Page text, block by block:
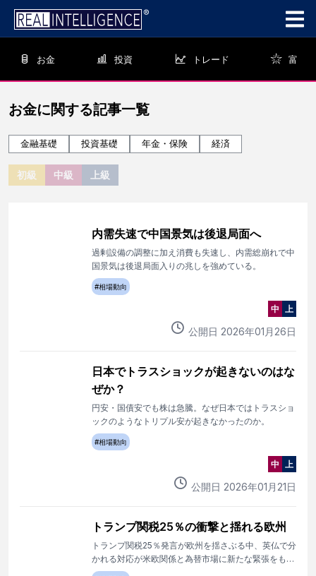
お金 投資 トレード 富
お金に関する記事一覧
金融基礎 投資基礎 年金・保険 経済
初級 中級 上級
内需失速で中国景気は後退局面へ
過剰設備の調整に加え消費も失速し、内需総崩れで中
国景気は後退局面入りの兆しを強めている。
#相場動向
中 上
公開日 2026年01 月 26日
日本でトラスショックが起きないのはな
ぜか？
円安・国債安でも株は急騰。なぜ日本ではトラスショ
ックのようなトリプル安が起きなかったのか。
#相場動向
中 上
公開日 2026年01 月 21日
トランプ関税25％の衝撃と揺れる欧州
トランプ関税25％発言が欧州を揺さぶる中、英仏で分
かれる対応が米欧関係と為替市場に新たな緊張をもた
らしている。